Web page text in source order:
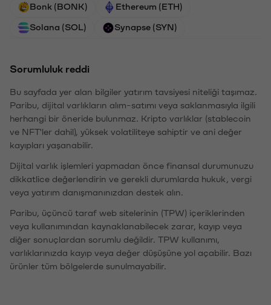
Bonk (BONK) Ethereum (ETH)
Solana (SOL) Synapse (SYN)
Sorumluluk reddi
Bu sayfada yer alan bilgiler yatırım tavsiyesi niteliği taşımaz.
Paribu, dijital varlıkların alım-satımı veya saklanmasıyla ilgili
herhangi bir öneride bulunmaz. Kripto varlıklar (stablecoin
ve NFT'ler dahil), yüksek volatiliteye sahiptir ve ani değer
kayıpları yaşanabilir.
Dijital varlık işlemleri yapmadan önce finansal durumunuzu
dikkatlice değerlendirin ve gerekli durumlarda hukuk, vergi
veya yatırım danışmanınızdan destek alın.
Paribu, üçüncü taraf web sitelerinin (TPW) içeriklerinden
veya kullanımından kaynaklanabilecek zarar, kayıp veya
diğer sonuçlardan sorumlu değildir. TPW kullanımı,
varlıklarınızda kayıp veya değer düşüşüne yol açabilir. Bazı
ürünler tüm bölgelerde sunulmayabilir.